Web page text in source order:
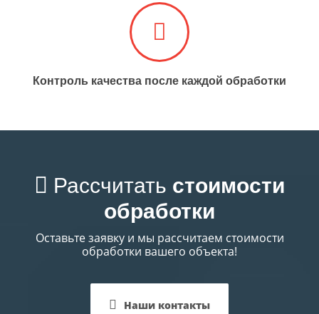
Контроль качества после каждой обработки
Рассчитать стоимости
обработки
Оставьте заявку и мы рассчитаем стоимости
обработки вашего объекта!
Наши контакты